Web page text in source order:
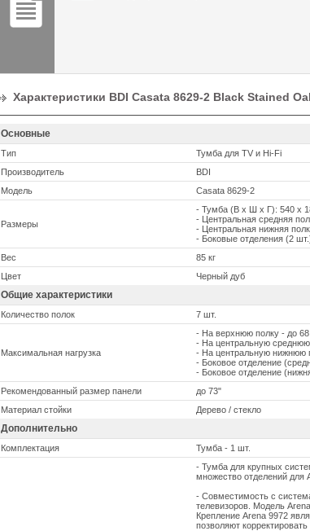
Характеристики BDI Casata 8629-2 Black Stained
Основные
Тип
Тумба для TV и Hi-Fi
Производитель
BDI
Модель
Casata 8629-2
Размеры
- Тумба (В х Ш х Г): 540 х
- Центральная средняя
- Центральная нижняя
- Боковые отделения (2
Вес
85 кг
Цвет
Черный дуб
Общие характеристики
Количество полок 7 шт.
Максимальная нагрузка
- На верхнюю полку - до 68
- На центральную
- На центральную нижнюю
- Боковое отделение
- Боковое отделение
Рекомендованный размер панели
до 73"
Материал стойки
Дерево / стекло
Дополнительно
Комплектация Тумба - 1 шт.
- Тумба для крупных
множество отделений для
- Совместимость с
телевизоров. Модель
Крепление Arena 9972
позволяют корректировать